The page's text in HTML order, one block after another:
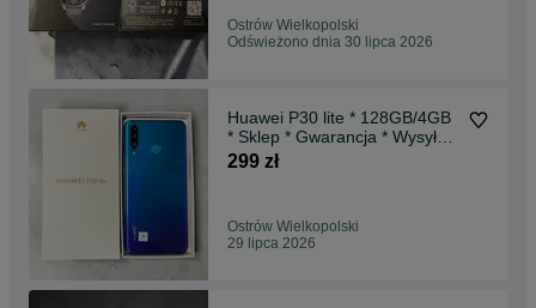
Ostrów Wielkopolski
Odświeżono dnia 30 lipca 2026
Huawei P30 lite * 128GB/4GB
* Sklep * Gwarancja * Wysyłka
*
299 zł
Ostrów Wielkopolski
29 lipca 2026